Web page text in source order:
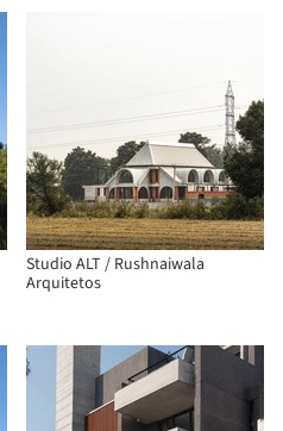
Studio ALT / Rushnaiwala
Arquitetos